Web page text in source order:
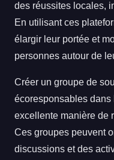
des réussites locales,
En utilisant ces
élargir leur portée et
personnes autour de
Créer un groupe de
écoresponsables
excellente manière de
Ces groupes peuvent
discussions et des